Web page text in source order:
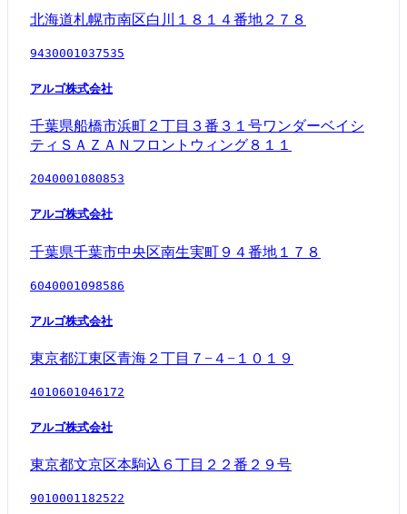
北海道札幌市南区白川１８１４番地２７８
9430001037535
アルゴ株式会社
千葉県船橋市浜町２丁目３番３１号ワンダーベイシ
ティＳＡＺＡＮフロントウィング８１１
2040001080853
アルゴ株式会社
千葉県千葉市中央区南生実町９４番地１７８
6040001098586
アルゴ株式会社
東京都江東区青海２丁目７−４−１０１９
4010601046172
アルゴ株式会社
東京都文京区本駒込６丁目２２番２９号
9010001182522